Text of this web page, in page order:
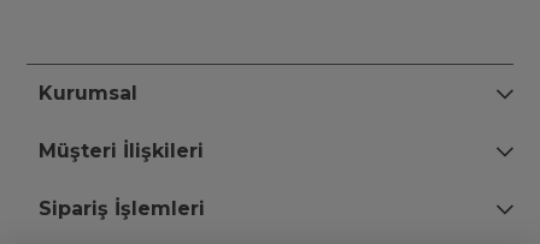
Kurumsal
Müşteri İlişkileri
Sipariş İşlemleri